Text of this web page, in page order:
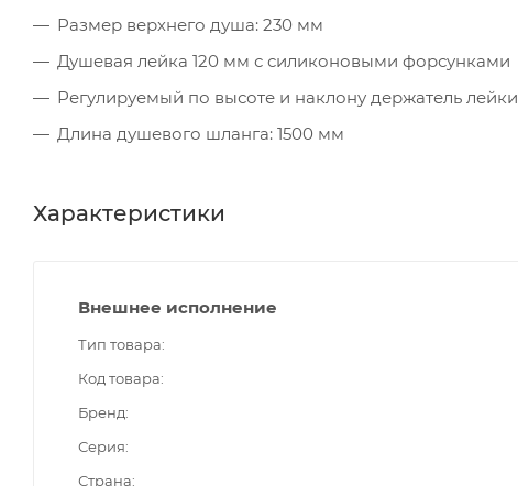
Размер верхнего душа: 230 мм
Душевая лейка 120 мм с силиконовыми форсунками
Регулируемый по высоте и наклону держатель лейки
Длина душевого шланга: 1500 мм
Характеристики
Внешнее исполнение
Тип товара
Код товара
Бренд
Серия
Страна